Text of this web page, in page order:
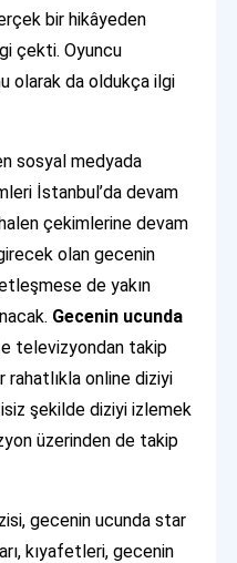
bir hikâyeden
çekti. Oyuncu
olarak da oldukça ilgi
sosyal medyada
İstanbul’da devam
çekimlerine devam
olan gecenin
de yakın
Gecenin ucunda
televizyondan takip
rahatlıkla online diziyi
şekilde diziyi izlemek
üzerinden de takip
gecenin ucunda star
kıyafetleri, gecenin